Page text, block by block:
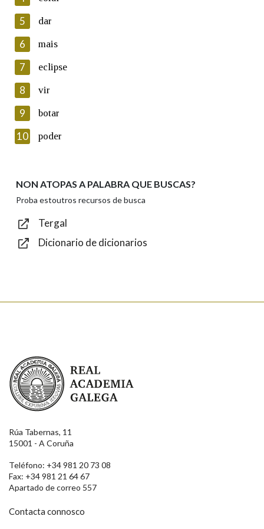
Lin e acepto as condicións da política de
Introduce o código que aparece na imaxe:
Texto de verificación
Enviar
5 dar
6 mais
7 eclipse
8 vir
9 botar
10 poder
NON ATOPAS A PALABRA QUE BUSCAS?
Proba estoutros recursos de busca
Tergal
Dicionario de dicionarios
Real Academia Galega
Rúa Tabernas, 11
15001 - A Coruña
Teléfono: +34 981 20 73 08
Fax: +34 981 21 64 67
Apartado de correo 557
Contacta connosco